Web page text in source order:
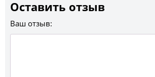
Оставить отзыв
Ваш отзыв: